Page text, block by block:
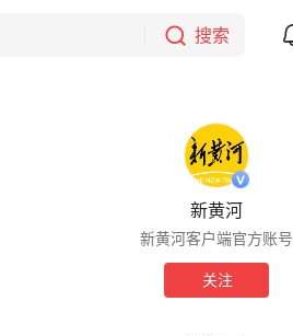
搜索
新黄河
新黄河客户端官方账号
关注